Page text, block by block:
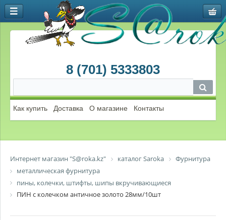
8 (701) 5333803
Как купить Доставка О магазине Контакты
Интернет магазин "S@roka.kz" каталог Saroka
Фурнитура
металлическая фурнитура
пины, колечки, штифты, шипы вкручивающиеся
ПИН с колечком античное золото 28мм/10шт